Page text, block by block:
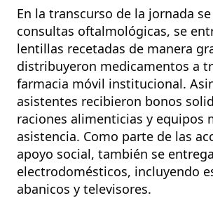
En la transcurso de la jornada
consultas oftalmológicas, se
lentillas recetadas de manera
distribuyeron medicamentos a
farmacia móvil institucional.
asistentes recibieron bonos
raciones alimenticias y equipos
asistencia. Como parte de las
apoyo social, también se
electrodomésticos, incluyendo
abanicos y televisores.